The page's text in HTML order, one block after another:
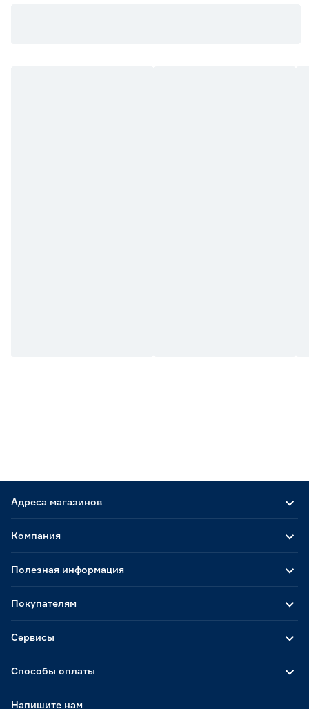
Адреса магазинов
Способы оплаты
Компания
Полезная информация
Покупателям
Сервисы
Напишите нам